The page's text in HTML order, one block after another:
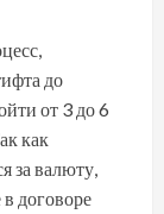
до
от 3 до 6
как
за валюту,
договоре